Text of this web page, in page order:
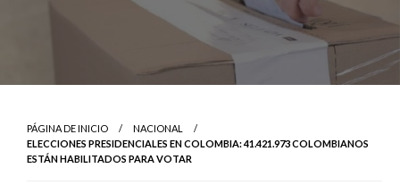
PÁGINA DE INICIO
NACIONAL
ELECCIONES PRESIDENCIALES EN COLOMBIA: 41.421.973 COLOMBIANOS
ESTÁN HABILITADOS PARA VOTAR